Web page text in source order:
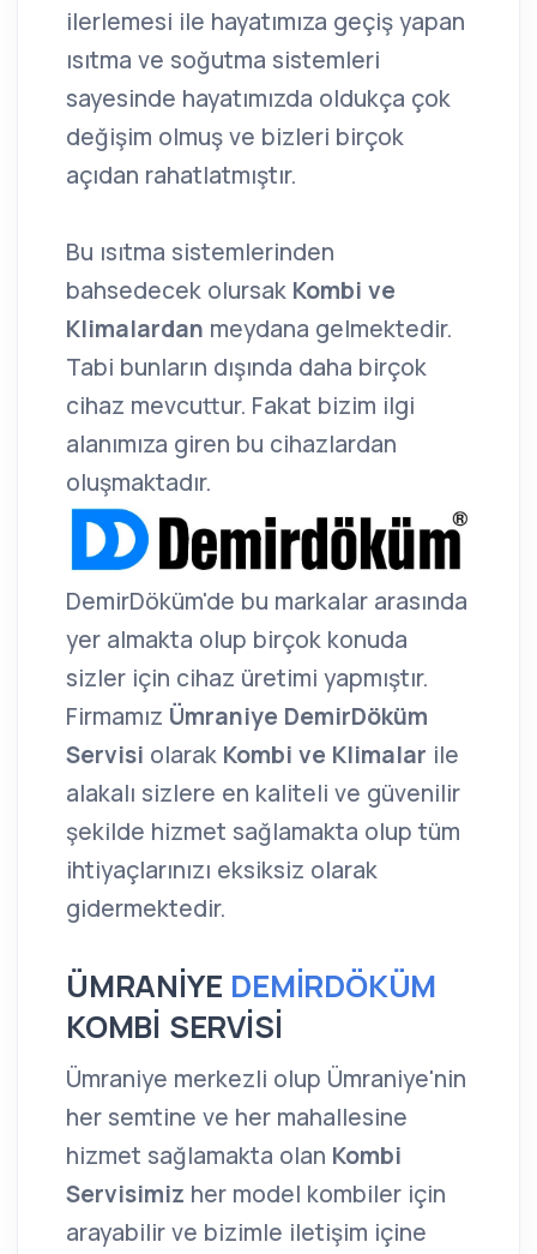
ilerlemesi ile hayatımıza geçiş yapan
ısıtma ve soğutma sistemleri
sayesinde hayatımızda oldukça çok
değişim olmuş ve bizleri birçok
açıdan rahatlatmıştır.
Bu ısıtma sistemlerinden
bahsedecek olursak Kombi ve
Klimalardan meydana gelmektedir.
Tabi bunların dışında daha birçok
cihaz mevcuttur. Fakat bizim ilgi
alanımıza giren bu cihazlardan
oluşmaktadır.
DemirDöküm'de bu markalar arasında
yer almakta olup birçok konuda
sizler için cihaz üretimi yapmıştır.
Firmamız Ümraniye DemirDöküm
Servisi olarak Kombi ve Klimalar ile
alakalı sizlere en kaliteli ve güvenilir
şekilde hizmet sağlamakta olup tüm
ihtiyaçlarınızı eksiksiz olarak
gidermektedir.
ÜMRANİYE DEMİRDÖKÜM
KOMBİ SERVİSİ
Ümraniye merkezli olup Ümraniye'nin
her semtine ve her mahallesine
hizmet sağlamakta olan Kombi
Servisimiz her model kombiler için
arayabilir ve bizimle iletişim içine